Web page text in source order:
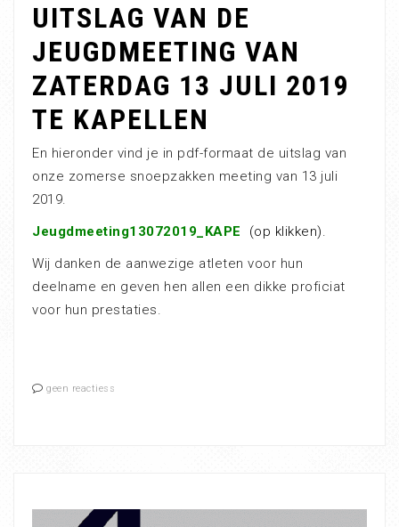
UITSLAG VAN DE
JEUGDMEETING VAN
ZATERDAG 13 JULI 2019
TE KAPELLEN
En hieronder vind je in pdf-formaat de uitslag van
onze zomerse snoepzakken meeting van 13 juli
2019.
Jeugdmeeting13072019_KAPE
(op klikken).
Wij danken de aanwezige atleten voor hun
deelname en geven hen allen een dikke proficiat
voor hun prestaties.
geen reactiess